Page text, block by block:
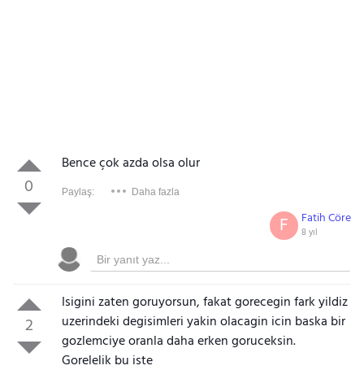
0
Bence çok azda olsa olur
Paylaş: Daha fazla
Fatih Cöre
8 yıl
F
2
Isigini zaten goruyorsun, fakat gorecegin fark yildiz
uzerindeki degisimleri yakin olacagin icin baska bir
gozlemciye oranla daha erken goruceksin.
Gorelelik bu iste